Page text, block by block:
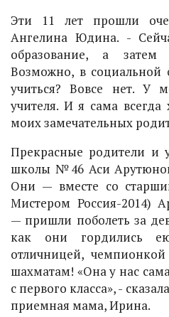
Эти 11 лет прошли
Ангелина Юдина. -
образование, а
Возможно, в социальной
учиться? Вовсе нет. У
учителя. И я сама всегда
моих замечательных
Прекрасные родители и
школы №46 Аси
Они — вместе со
Мистером Россия-2014)
— пришли поболеть за
как они гордились
отличницей,
шахматам! «Она у нас
с первого класса», -
приемная мама, Ирина.